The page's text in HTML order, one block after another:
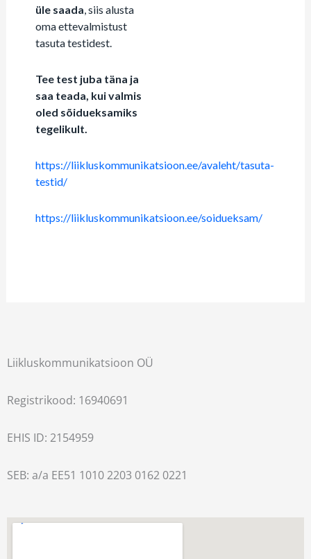
üle saada, siis alusta
oma ettevalmistust
tasuta testidest.
Tee test juba täna ja
saa teada, kui valmis
oled sõidueksamiks
tegelikult.
https://liikluskommunikatsioon.ee/avaleht/tasuta-
testid/
https://liikluskommunikatsioon.ee/soidueksam/
Liikluskommunikatsioon OÜ
Registrikood: 16940691
EHIS ID: 2154959
SEB: a/a EE51 1010 2203 0162 0221